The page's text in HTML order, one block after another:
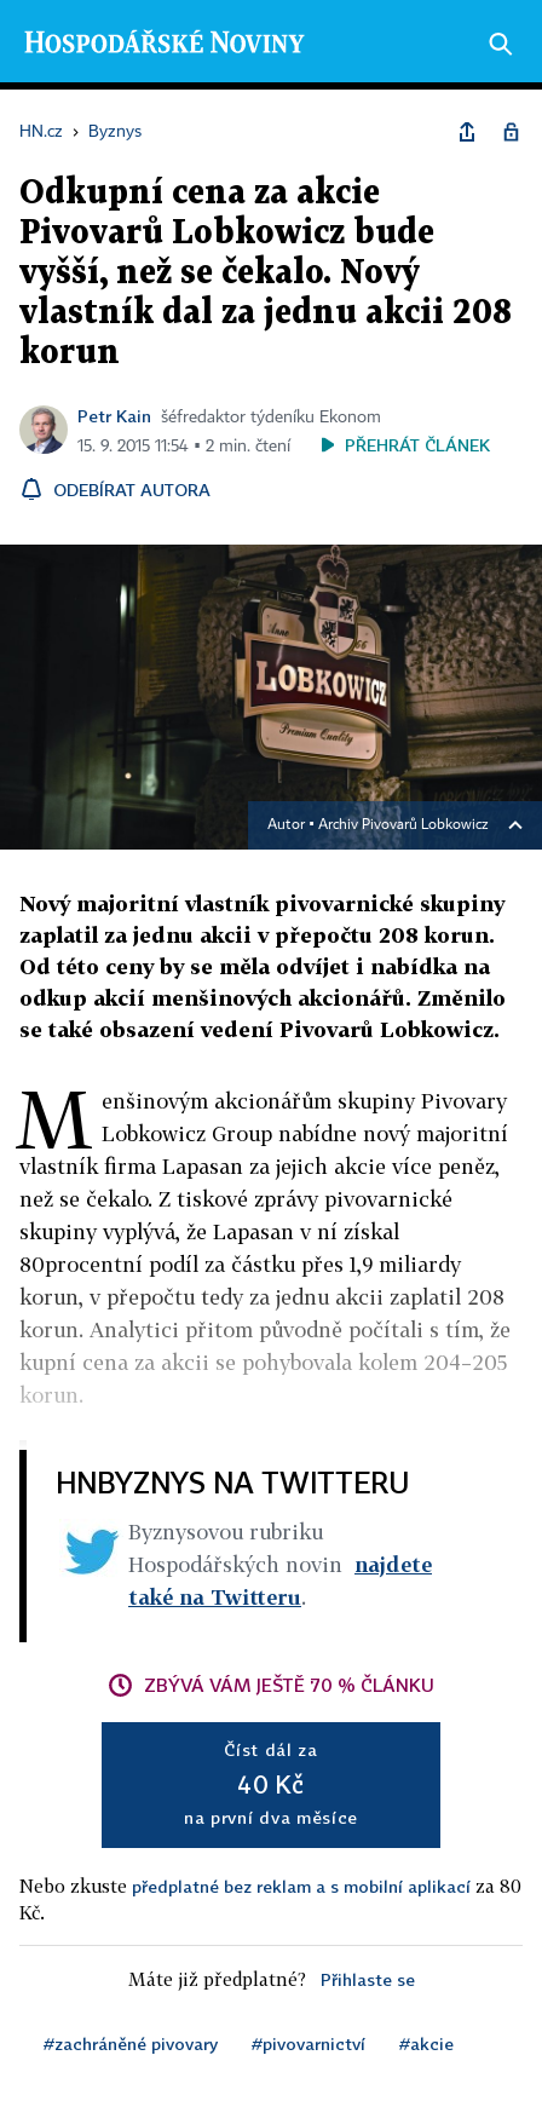
HN.cz › Byznys
Odkupní cena za akcie
Pivovarů Lobkowicz bude
vyšší, než se čekalo. Nový
vlastník dal za jednu akcii 208
korun
Petr Kain
šéfredaktor týdeníku Ekonom
15. 9. 2015 11:54 ▪ 2 min. čtení
PŘEHRÁT ČLÁNEK
ODEBÍRAT AUTORA
Autor ▪ Archiv Pivovarů Lobkowicz
Nový majoritní vlastník pivovarnické skupiny
zaplatil za jednu akcii v přepočtu 208 korun.
Od této ceny by se měla odvíjet i nabídka na
odkup akcií menšinových akcionářů. Změnilo
se také obsazení vedení Pivovarů Lobkowicz.
M enšinovým akcionářům skupiny Pivovary
Lobkowicz Group nabídne nový majoritní
vlastník firma Lapasan za jejich akcie více peněz,
než se čekalo. Z tiskové zprávy pivovarnické
skupiny vyplývá, že Lapasan v ní získal
80procentní podíl za částku přes 1,9 miliardy
korun, v přepočtu tedy za jednu akcii zaplatil 208
korun. Analytici přitom původně počítali s tím, že
kupní cena za akcii se pohybovala kolem 204–205
korun.
HNBYZNYS NA TWITTERU
Byznysovou rubriku
Hospodářských novin najdete
také na Twitteru.
ZBÝVÁ VÁM JEŠTĚ 70 % ČLÁNKU
Číst dál za
40 Kč
na první dva měsíce
Nebo zkuste předplatné bez reklam a s mobilní aplikací za 80
Kč.
Máte již předplatné? Přihlaste se
#zachráněné pivovary #pivovarnictví #akcie